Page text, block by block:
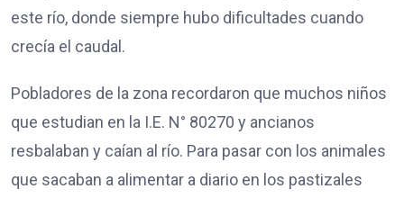
este río, donde siempre hubo dificultades cuando
crecía el caudal.
Pobladores de la zona recordaron que muchos niños
que estudian en la I.E. N° 80270 y ancianos
resbalaban y caían al río. Para pasar con los animales
que sacaban a alimentar a diario en los pastizales